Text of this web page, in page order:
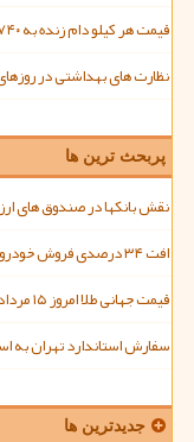
قیمت هر کیلو دام زنده به ۷۴۰ هزار تومان رسید
نظارت های بهداشتی در
پربحث ترین ها
نقش بانکها در صندوق های
افت ۳۴ درصدی فروش خودروسازان ۱۵۵ هزار خودرو در چهار ماه به فروش رسید
قیمت جهانی طلا امروز ۱۵ مرداد هر اونس به ۴۲۶۵ دلار و ۲۲ سنت رسید
سفارش استاندارد تهران به
جدیدترین ها